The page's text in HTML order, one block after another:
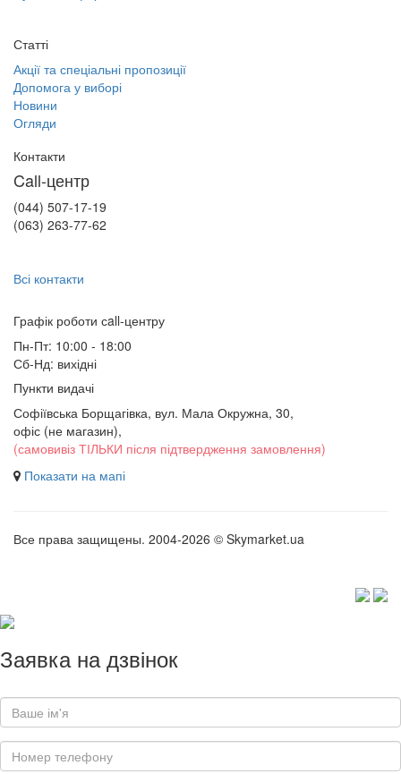
Статті
Акції та спеціальні пропозиції
Допомога у виборі
Новини
Огляди
Контакти
Call-центр
(044) 507-17-19
(063) 263-77-62
Всі контакти
Графік роботи сall-центру
Пн-Пт: 10:00 - 18:00
Сб-Нд: вихідні
Пункти видачі
Софіївська Борщагівка, вул. Мала Окружна, 30,
офіс (не магазин),
(самовивіз ТІЛЬКИ після підтвердження замовлення)
Показати на мапі
Все права защищены. 2004-2026 © Skymarket.ua
Заявка на дзвінок